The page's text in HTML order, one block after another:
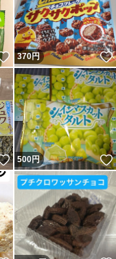
いいね！
370円
いいね！
500円